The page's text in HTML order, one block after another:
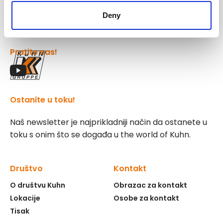
Deny
Kuhn
Ostanite u toku!
Naš newsletter je najprikladniji način da ostanete u
toku s onim što se događa u the world of Kuhn.
Društvo
O društvu Kuhn
Lokacije
Tisak
Kontakt
Obrazac za kontakt
Osobe za kontakt
Pratite nas!